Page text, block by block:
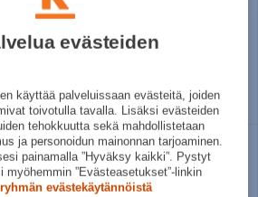
70€
Norm. hinta: 150€
evästeiden
käyttää palveluissaan evästeitä, joiden
toivotulla tavalla. Lisäksi evästeiden
tehokkuutta sekä mahdollistetaan
ja personoidun mainonnan tarjoaminen.
painamalla ”Hyväksy kaikki”. Pystyt
myöhemmin ”Evästeasetukset”-linkin
evästekäytännöistä